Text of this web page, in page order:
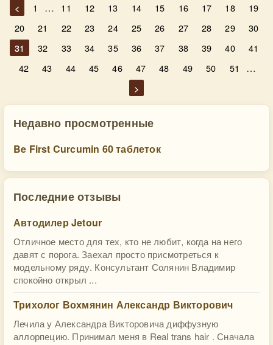
< 1 … 11 12 13 14 15 16 17 18
19
20
21 22 23 24 25 26 27 28 29
30
31
32 33 34 35 36 37 38 39 40
41
42
43 44 45 46 47 48 49 50 51 …
>
Недавно просмотренные
Be First Curcumin 60 таблеток
Последние отзывы
Автодилер Jetour
Отличное место для тех, кто не любит, когда на него
давят с порога. Заехал просто присмотреться к
модельному ряду. Консультант Солянин Владимир
спокойно открыл ...
Трихолог Вохмянин Александр Викторович
Лечила у Александра Викторовича диффузную
аллорпецию. Принимал меня в Real trans hair . Сначала